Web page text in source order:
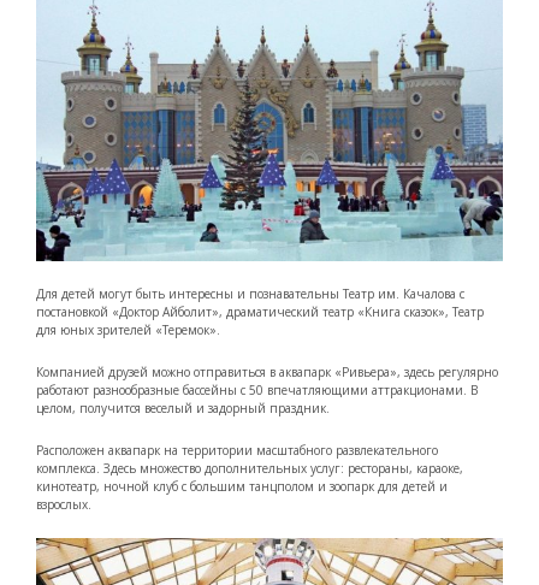
Для детей могут быть интересны и познавательны Театр им. Качалова с
постановкой «Доктор Айболит», драматический театр «Книга сказок», Театр
для юных зрителей «Теремок».
Компанией друзей можно отправиться в аквапарк «Ривьера», здесь регулярно
работают разнообразные бассейны с 50 впечатляющими аттракционами. В
целом, получится веселый и задорный праздник.
Расположен аквапарк на территории масштабного развлекательного
комплекса. Здесь множество дополнительных услуг: рестораны, караоке,
кинотеатр, ночной клуб с большим танцполом и зоопарк для детей и
взрослых.